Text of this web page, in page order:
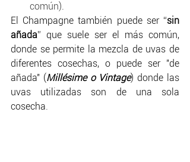
común).
El Champagne también puede ser “sin
añada” que suele ser el más común,
donde se permite la mezcla de uvas de
diferentes cosechas, o puede ser "de
añada" (Millésime o Vintage) donde las
uvas utilizadas son de una sola
cosecha.